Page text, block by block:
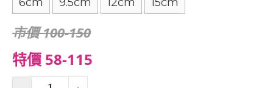
市價 100-150
特價 58-115